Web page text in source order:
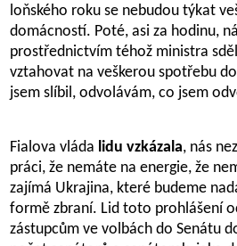
loňského roku se nebudou týkat
domácností. Poté, asi za hodinu,
prostřednictvím téhož ministra
vztahovat na veškerou spotřebu
jsem slíbil, odvolávám, co jsem
Fialova vláda lidu vzkázala, nás
práci, že nemáte na energie, že
zajímá Ukrajina, které budeme
formě zbraní. Lid toto prohlášení
zástupcům ve volbách do Senátu